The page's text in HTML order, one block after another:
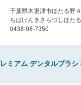
千葉県木更津市ほたる野
ちばけんきさらづしほた
0438-98-7350
ミアム デンタルブラ